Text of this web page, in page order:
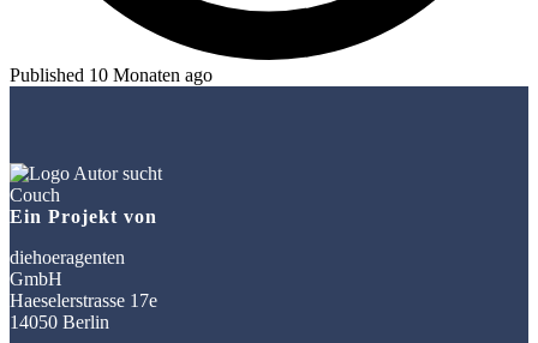
Published 10 Monaten ago
Ein Projekt von
diehoeragenten
GmbH
Haeselerstrasse 17e
14050 Berlin